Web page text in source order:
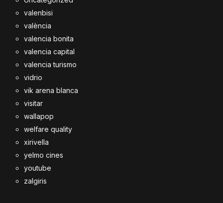
valenbisi
valència
valencia bonita
valencia capital
valencia turismo
vidrio
vik arena blanca
visitar
wallapop
welfare quality
xirivella
yelmo cines
youtube
zalgiris